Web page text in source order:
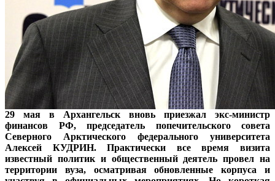
29 мая в Архангельск вновь приезжал экс-министр
финансов РФ, председатель попечительского совета
Северного Арктического федерального университета
Алексей КУДРИН. Практически все время визита
известный политик и общественный деятель провел на
территории вуза, осматривая обновленные корпуса и